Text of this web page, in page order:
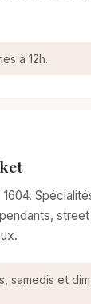
à 12h.
samedis et